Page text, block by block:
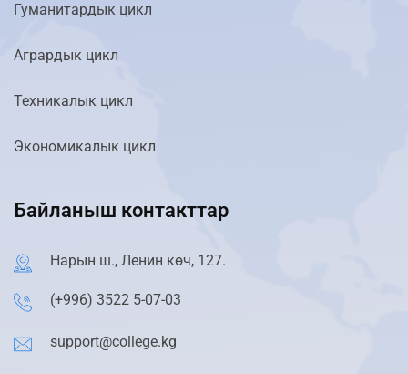
Гуманитардык цикл
Агрардык цикл
Техникалык цикл
Экономикалык цикл
Байланыш контакттар
Нарын ш., Ленин көч, 127.
(+996) 3522 5-07-03
support@college.kg